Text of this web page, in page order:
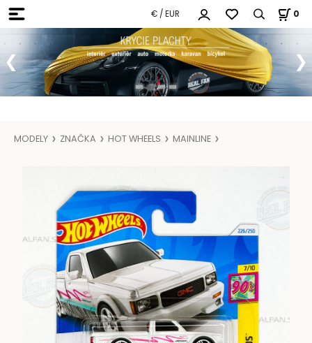
€ / EUR 0
MODELY ZNAČKA HOT WHEELS MAINLINE